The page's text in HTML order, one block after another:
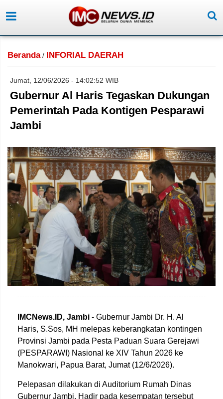
Beranda/ INFORIAL DAERAH
Jumat, 12/06/2026 - 14:02:52 WIB
Gubernur Al Haris Tegaskan Dukungan
Pemerintah Pada Kontigen Pesparawi
Jambi
IMCNews.ID, Jambi - Gubernur Jambi Dr. H. Al
Haris, S.Sos, MH melepas keberangkatan kontingen
Provinsi Jambi pada Pesta Paduan Suara Gerejawi
(PESPARAWI) Nasional ke XIV Tahun 2026 ke
Manokwari, Papua Barat, Jumat (12/6/2026).
Pelepasan dilakukan di Auditorium Rumah Dinas
Gubernur Jambi. Hadir pada kesempatan tersebut